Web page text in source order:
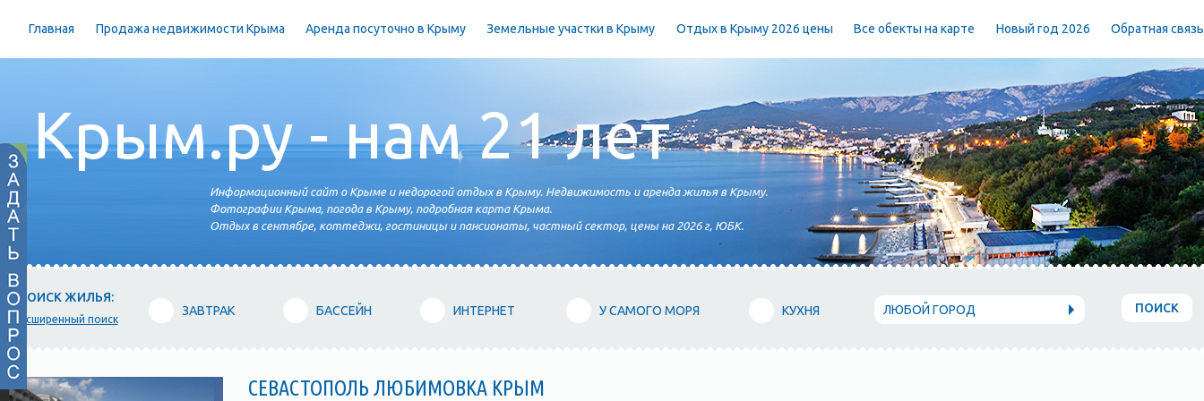
Главная Продажа недвижимости Крыма Аренда посуточно в Крыму Земельные участки в Крыму Отдых в Крыму 2026 цены Все обекты на карте Новый год 2026 Обратная связь
Крым.ру - нам 21 лет
Информационный сайт о Крыме и недорогой отдых в Крыму. Недвижимость и аренда жилья в Крыму.
Фотографии Крыма, погода в Крыму, подробная карта Крыма.
Отдых в сентябре, коттеджи, гостиницы и пансионаты, частный сектор, цены на 2026 г, ЮБК.
ПОИСК ЖИЛЬЯ:
расширенный поиск
ЗАВТРАК БАССЕЙН ИНТЕРНЕТ У САМОГО МОРЯ КУХНЯ ЛЮБОЙ ГОРОД ПОИСК
СЕВАСТОПОЛЬ ЛЮБИМОВКА КРЫМ